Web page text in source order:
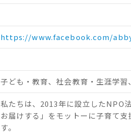
https://www.facebook.com/
子ども・教育、社会教育・生涯学習
私たちは、2013年に設立したNPO
お届けする」をモットーに子育て
す。